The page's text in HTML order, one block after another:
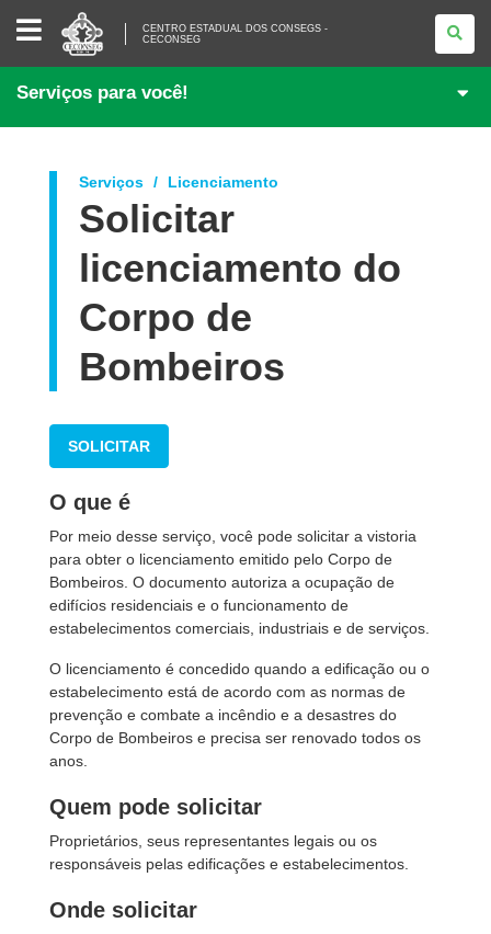
CENTRO
ESTADUAL
DOS
CONSEGS
CECONSEG
CENTRO ESTADUAL DOS CONSEGS -
CECONSEG
Serviços para você!
Serviços Licenciamento
Solicitar
licenciamento do
Corpo de
Bombeiros
SOLICITAR
O que é
Por meio desse serviço, você pode solicitar a vistoria
para obter o licenciamento emitido pelo Corpo de
Bombeiros. O documento autoriza a ocupação de
edifícios residenciais e o funcionamento de
estabelecimentos comerciais, industriais e de serviços.
O licenciamento é concedido quando a edificação ou o
estabelecimento está de acordo com as normas de
prevenção e combate a incêndio e a desastres do
Corpo de Bombeiros e precisa ser renovado todos os
anos.
Quem pode solicitar
Proprietários, seus representantes legais ou os
responsáveis pelas edificações e estabelecimentos.
Onde solicitar